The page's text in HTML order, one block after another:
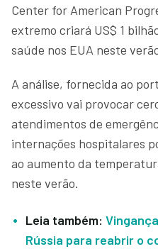
Center for American
extremo criará US$ 1
saúde nos EUA neste
A análise, fornecida ao
excessivo vai provocar
atendimentos de
internações hospitalares
ao aumento da
neste verão.
Leia também:
Rússia para reabrir o